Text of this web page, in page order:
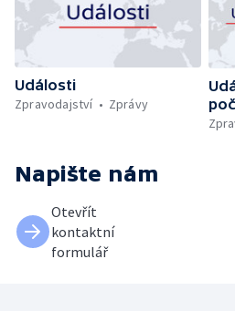
Události
Zpravodajství
Zprávy
Napište nám
Otevřít
kontaktní
formulář